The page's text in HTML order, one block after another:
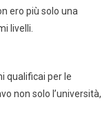
ero più solo una
livelli.
qualificai per le
non solo l’università,